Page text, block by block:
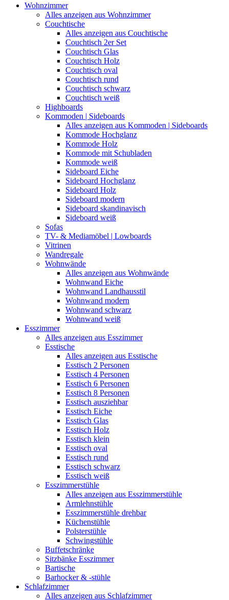
Wohnzimmer
Alles anzeigen aus Wohnzimmer
Couchtische
Alles anzeigen aus Couchtische
Couchtisch 2er Set
Couchtisch Glas
Couchtisch Holz
Couchtisch oval
Couchtisch rund
Couchtisch schwarz
Couchtisch weiß
Highboards
Kommoden | Sideboards
Alles anzeigen aus Kommoden | Sideboards
Kommode Hochglanz
Kommode Holz
Kommode mit Schubladen
Kommode weiß
Sideboard Eiche
Sideboard Hochglanz
Sideboard Holz
Sideboard modern
Sideboard skandinavisch
Sideboard weiß
Sofas
TV- & Mediamöbel | Lowboards
Vitrinen
Wandregale
Wohnwände
Alles anzeigen aus Wohnwände
Wohnwand Eiche
Wohnwand Landhausstil
Wohnwand modern
Wohnwand schwarz
Wohnwand weiß
Esszimmer
Alles anzeigen aus Esszimmer
Esstische
Alles anzeigen aus Esstische
Esstisch 2 Personen
Esstisch 4 Personen
Esstisch 6 Personen
Esstisch 8 Personen
Esstisch ausziehbar
Esstisch Eiche
Esstisch Glas
Esstisch Holz
Esstisch klein
Esstisch oval
Esstisch rund
Esstisch schwarz
Esstisch weiß
Esszimmerstühle
Alles anzeigen aus Esszimmerstühle
Armlehnstühle
Esszimmerstühle drehbar
Küchenstühle
Polsterstühle
Schwingstühle
Buffetschränke
Sitzbänke Esszimmer
Bartische
Barhocker & -stühle
Schlafzimmer
Alles anzeigen aus Schlafzimmer